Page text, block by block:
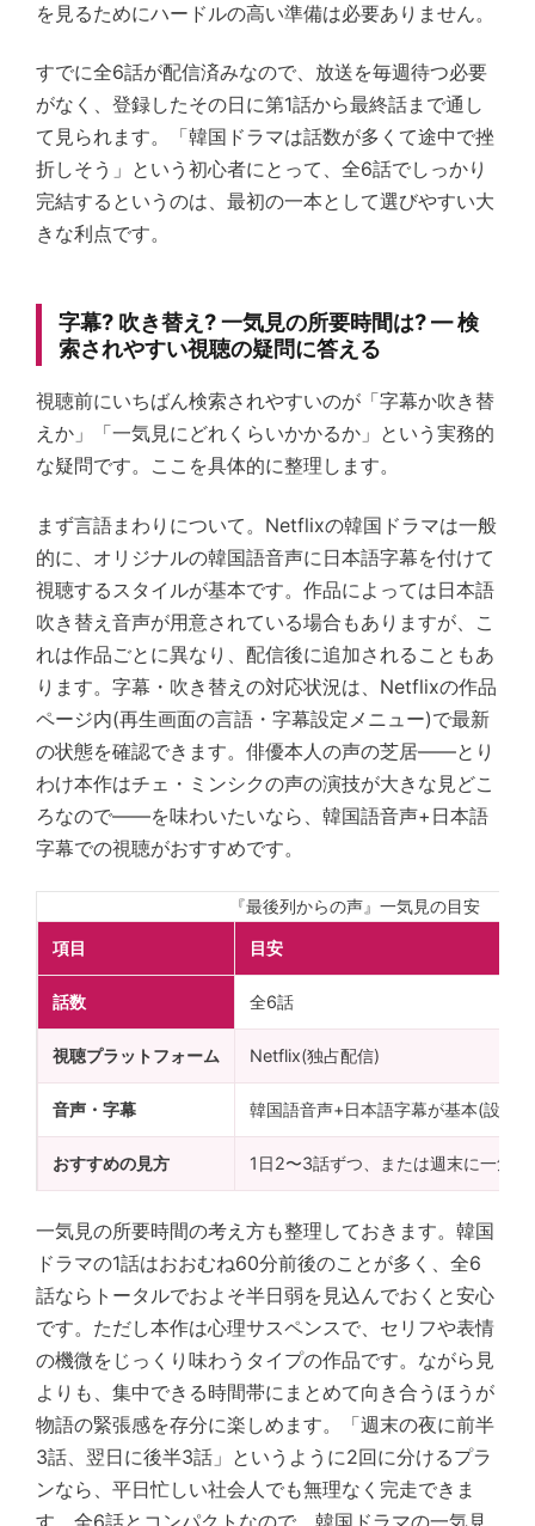
を見るためにハードルの高い準備は必要ありません。
すでに全6話が配信済みなので、放送を毎週待つ必要
がなく、登録したその日に第1話から最終話まで通し
て見られます。「韓国ドラマは話数が多くて途中で挫
折しそう」という初心者にとって、全6話でしっかり
完結するというのは、最初の一本として選びやすい大
きな利点です。
字幕? 吹き替え? 一気見の所要時間は? — 検
索されやすい視聴の疑問に答える
視聴前にいちばん検索されやすいのが「字幕か吹き替
えか」「一気見にどれくらいかかるか」という実務的
な疑問です。ここを具体的に整理します。
まず言語まわりについて。Netflixの韓国ドラマは一般
的に、オリジナルの韓国語音声に日本語字幕を付けて
視聴するスタイルが基本です。作品によっては日本語
吹き替え音声が用意されている場合もありますが、こ
れは作品ごとに異なり、配信後に追加されることもあ
ります。字幕・吹き替えの対応状況は、Netflixの作品
ページ内(再生画面の言語・字幕設定メニュー)で最新
の状態を確認できます。俳優本人の声の芝居——とり
わけ本作はチェ・ミンシクの声の演技が大きな見どこ
ろなので——を味わいたいなら、韓国語音声+日本語
字幕での視聴がおすすめです。
『最後列からの声』一気見の目安
項目 目安
話数 全6話
視聴プラットフォーム Netflix(独占配信)
音声・字幕 韓国語音声+日本語字幕が基本(設定
おすすめの見方 1日2〜3話ずつ、または週末に一気見
一気見の所要時間の考え方も整理しておきます。韓国
ドラマの1話はおおむね60分前後のことが多く、全6
話ならトータルでおよそ半日弱を見込んでおくと安心
です。ただし本作は心理サスペンスで、セリフや表情
の機微をじっくり味わうタイプの作品です。ながら見
よりも、集中できる時間帯にまとめて向き合うほうが
物語の緊張感を存分に楽しめます。「週末の夜に前半
3話、翌日に後半3話」というように2回に分けるプラ
ンなら、平日忙しい社会人でも無理なく完走できま